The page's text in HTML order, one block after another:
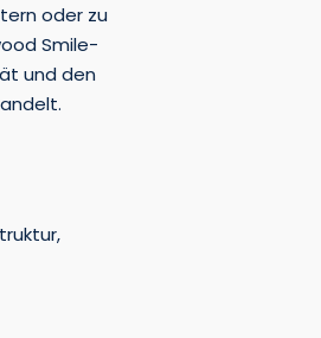
oder zu
Smile-
und den